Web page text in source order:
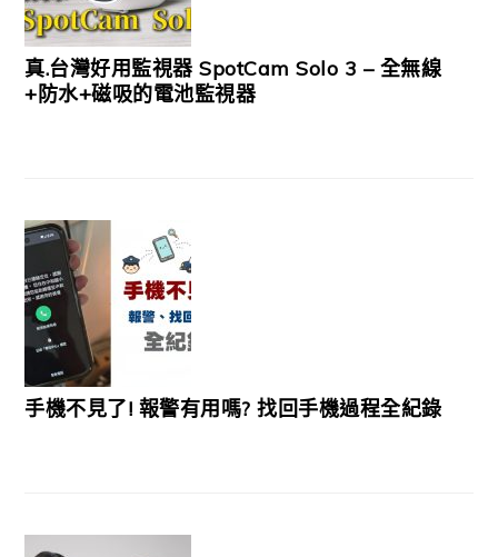
真.台灣好用監視器 SpotCam Solo 3 – 全無線
+防水+磁吸的電池監視器
手機不見了! 報警有用嗎? 找回手機過程全紀錄